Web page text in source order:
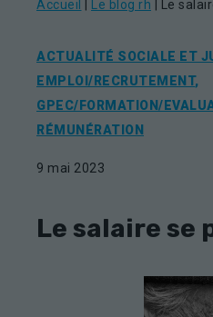
Accueil Le blog rh Le
ACTUALITÉ SOCIALE ET
EMPLOI/RECRUTEMENT,
GPEC/FORMATION/
RÉMUNÉRATION
9 mai 2023
Le salaire se